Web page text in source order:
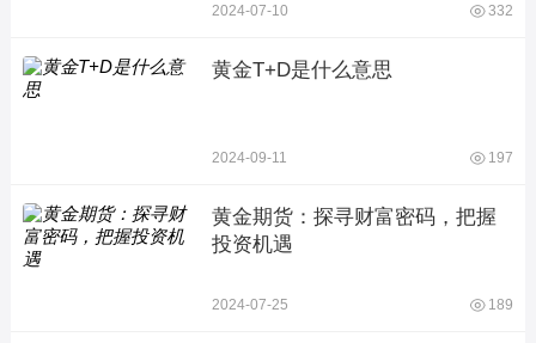
2024-07-10 332
黄金T+D是什么意思
2024-09-11 197
黄金期货：探寻财富密码，把握
投资机遇
2024-07-25 189